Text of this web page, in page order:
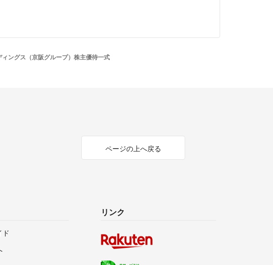
ングス（京阪グループ）株主優待一式
ページの上へ戻る
ド
リンク